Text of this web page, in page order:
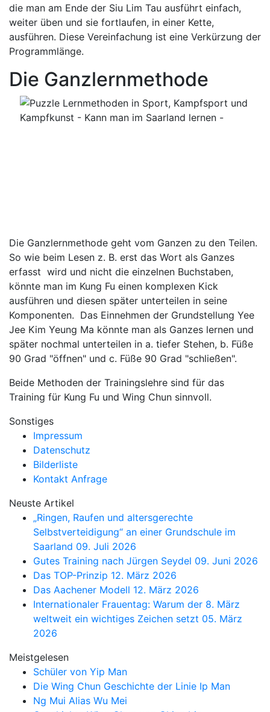
die man am Ende der Siu Lim Tau ausführt einfach,
weiter üben und sie fortlaufen, in einer Kette,
ausführen. Diese Vereinfachung ist eine Verkürzung der
Programmlänge.
Die Ganzlernmethode
Die Ganzlernmethode geht vom Ganzen zu den Teilen.
So wie beim Lesen z. B. erst das Wort als Ganzes
erfasst wird und nicht die einzelnen Buchstaben,
könnte man im Kung Fu einen komplexen Kick
ausführen und diesen später unterteilen in seine
Komponenten. Das Einnehmen der Grundstellung Yee
Jee Kim Yeung Ma könnte man als Ganzes lernen und
später nochmal unterteilen in a. tiefer Stehen, b. Füße
90 Grad "öffnen" und c. Füße 90 Grad "schließen".
Beide Methoden der Trainingslehre sind für das
Training für Kung Fu und Wing Chun sinnvoll.
Sonstiges
Impressum
Datenschutz
Bilderliste
Kontakt Anfrage
Neuste Artikel
„Ringen, Raufen und altersgerechte
Selbstverteidigung“ an einer Grundschule im
Saarland 09. Juli 2026
Gutes Training nach Jürgen Seydel 09. Juni 2026
Das TOP-Prinzip 12. März 2026
Das Aachener Modell 12. März 2026
Internationaler Frauentag: Warum der 8. März
weltweit ein wichtiges Zeichen setzt 05. März
2026
Meistgelesen
Schüler von Yip Man
Die Wing Chun Geschichte der Linie Ip Man
Ng Mui Alias Wu Mei